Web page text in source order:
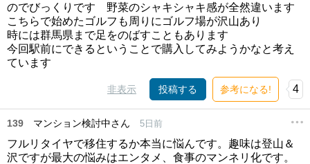
のでびっくりです 野菜のシャキシャキ感が全然違います
こちらで始めたゴルフも周りにゴルフ場が沢山あり
時には群馬県まで足をのばすこともあります
今回駅前にできるということで購入してみようかなと考え
ています
非表示 投稿する 参考になる! 4
139 マンション検討中さん 5日前
フルリタイヤで移住するか本当に悩んです。趣味は登山＆
沢ですが最大の悩みはエンタメ、食事のマンネリ化です。